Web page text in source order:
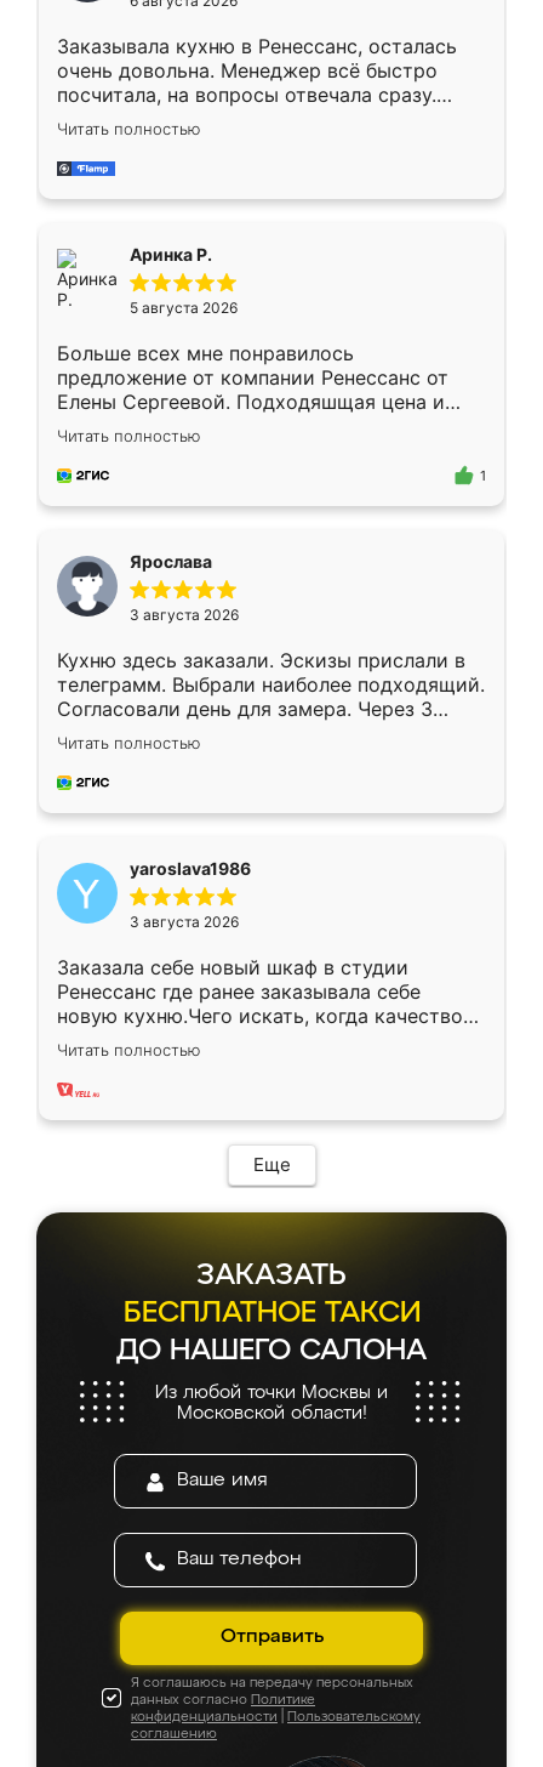
мебели буду заказывать только здесь.
Заказывала кухню в Ренессанс, осталась
очень довольна. Менеджер всё быстро
посчитала, на вопросы отвечала сразу.
Замерщик приехал в субботу, подошёл к
делу со всей ответственностью. Собрали
за день, ребята работали аккуратно, даже
Читать полностью
Аринка Р.
5 августа 2026
Больше всех мне понравилось
предложение от компании Ренессанс от
Елены Сергеевой. Подходяшщая цена и
короткие сроки изготовления. Приехавший
для замера сотрудник Владислав
предложил по моему эскизу самый
Читать полностью
1
Ярослава
3 августа 2026
Кухню здесь заказали. Эскизы прислали в
телеграмм. Выбрали наиболее подходящий.
Согласовали день для замера. Через 3
недели кухня была уже готова. Остались
довольны работой. Спасибо Ренессанс
мебель за качественную работу!
Читать полностью
yaroslava1986
3 августа 2026
Заказала себе новый шкаф в студии
Ренессанс где ранее заказывала себе
новую кухню.Чего искать, когда качеством
вполне довольна. Служит кухня уже почти
два года, нареканий нет.
Читать полностью
Еще
ЗАКАЗАТЬ
БЕСПЛАТНОЕ ТАКСИ
ДО НАШЕГО САЛОНА
Из любой точки Москвы и
Московской области!
Отправить
Я соглашаюсь на передачу персональных
данных согласно Политике
конфиденциальности
Пользовательскому
соглашению